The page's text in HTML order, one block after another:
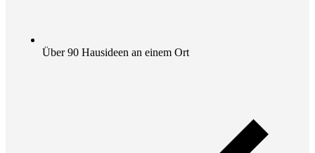
Über 90 Hausideen an einem Ort